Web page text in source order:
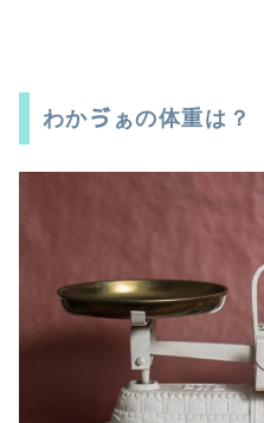
わかゔぁの体重は？